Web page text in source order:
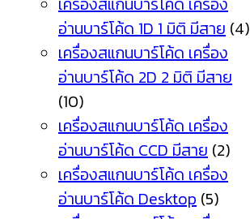
อ่านบาร์โค้ด 1D 1 มิติ มีสาย (4)
เครื่องสแกนบาร์โค้ด เครื่อง
อ่านบาร์โค้ด 2D 2 มิติ มีสาย
(10)
เครื่องสแกนบาร์โค้ด เครื่อง
อ่านบาร์โค้ด CCD มีสาย (2)
เครื่องสแกนบาร์โค้ด เครื่อง
อ่านบาร์โค้ด Desktop (5)